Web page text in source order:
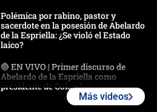
Polémica por rabino, pastor y
sacerdote en la posesión de Abelardo
de la Espriella: ¿Se violó el Estado
laico?
🔴 EN VIVO | Primer discurso de
Abelardo de la Espriella como
presidente de Colombia
Más videos